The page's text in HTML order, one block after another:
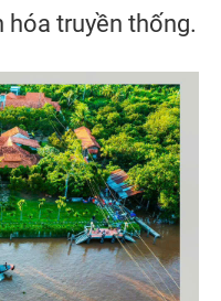
hóa truyền thống.